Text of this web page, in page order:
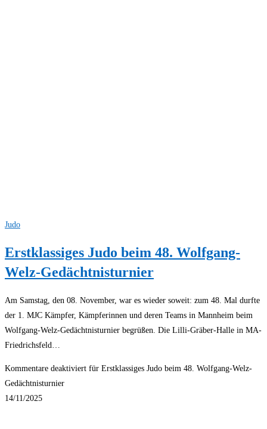
Judo
Erstklassiges Judo beim 48. Wolfgang-
Welz-Gedächtnisturnier
Am Samstag, den 08. November, war es wieder soweit: zum 48. Mal durfte
der 1. MJC Kämpfer, Kämpferinnen und deren Teams in Mannheim beim
Wolfgang-Welz-Gedächtnisturnier begrüßen. Die Lilli-Gräber-Halle in MA-
Friedrichsfeld…
Kommentare deaktiviert für Erstklassiges Judo beim 48. Wolfgang-Welz-
Gedächtnisturnier
14/11/2025